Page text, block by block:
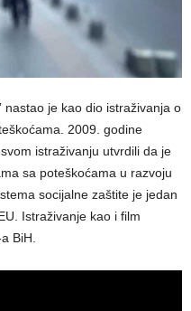
nastao je kao dio istraživanja o
2009. godine
istraživanju utvrdili da je
sa poteškoćama u razvoju
socijalne zaštite je jedan
Istraživanje kao i film
BiH.